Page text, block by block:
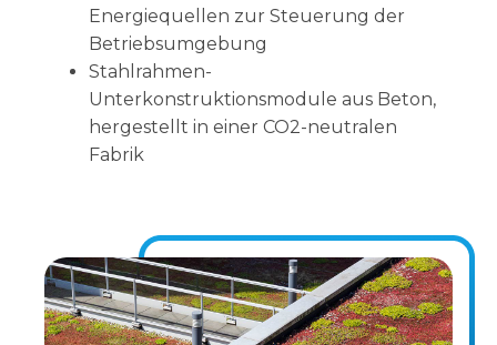
Energiequellen zur Steuerung der
Betriebsumgebung
Stahlrahmen-
Unterkonstruktionsmodule aus Beton,
hergestellt in einer CO2-neutralen
Fabrik